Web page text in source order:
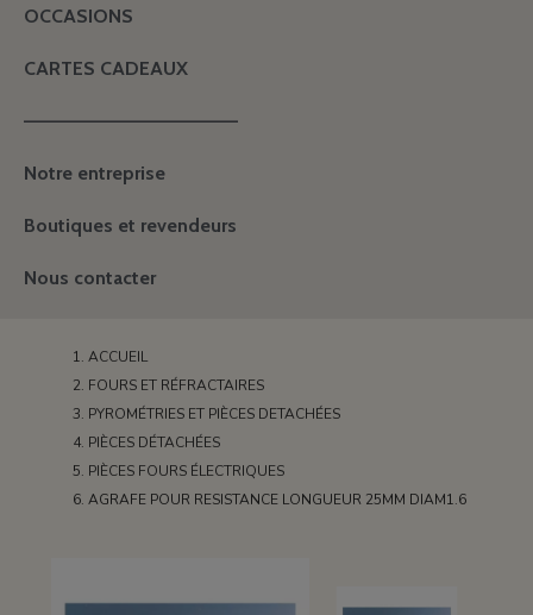
OCCASIONS
CARTES CADEAUX
———————————————
Notre entreprise
Boutiques et revendeurs
Nous contacter
ACCUEIL
FOURS ET RÉFRACTAIRES
PYROMÉTRIES ET PIÈCES DETACHÉES
PIÈCES DÉTACHÉES
PIÈCES FOURS ÉLECTRIQUES
AGRAFE POUR RESISTANCE LONGUEUR 25MM DIAM1.6